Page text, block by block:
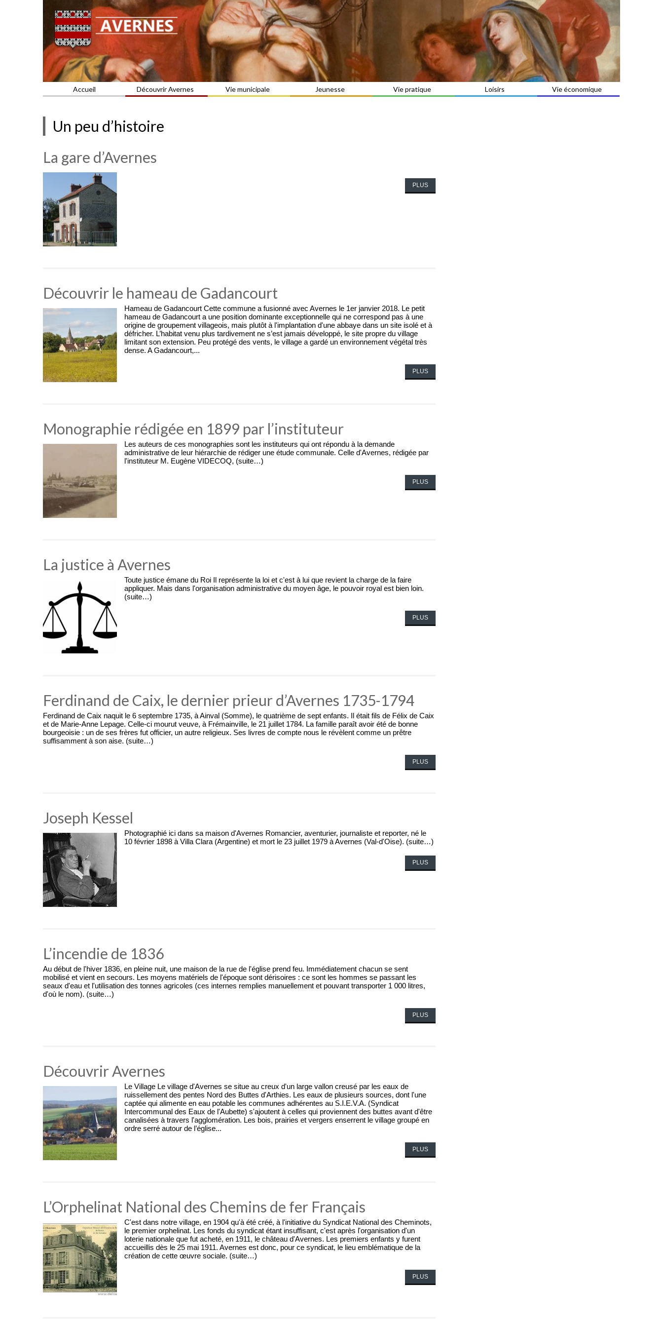
AVERNES
Commune du Val d'Oise
Accueil Découvrir Avernes Vie municipale Jeunesse Vie pratique Loisirs Vie économique
Un peu d’histoire
La gare d’Avernes
PLUS
Découvrir le hameau de Gadancourt
Hameau de Gadancourt Cette commune a fusionné avec Avernes le 1er janvier 2018. Le petit
hameau de Gadancourt a une position dominante exceptionnelle qui ne correspond pas à une
origine de groupement villageois, mais plutôt à l'implantation d'une abbaye dans un site isolé et à
défricher. L’habitat venu plus tardivement ne s’est jamais développé, le site propre du village
limitant son extension. Peu protégé des vents, le village a gardé un environnement végétal très
dense. A Gadancourt,...
PLUS
Monographie rédigée en 1899 par l’instituteur
Les auteurs de ces monographies sont les instituteurs qui ont répondu à la demande
administrative de leur hiérarchie de rédiger une étude communale. Celle d'Avernes, rédigée par
l'instituteur M. Eugène VIDECOQ, (suite…)
PLUS
La justice à Avernes
Toute justice émane du Roi Il représente la loi et c'est à lui que revient la charge de la faire
appliquer. Mais dans l'organisation administrative du moyen âge, le pouvoir royal est bien loin.
(suite…)
PLUS
Ferdinand de Caix, le dernier prieur d’Avernes 1735-1794
Ferdinand de Caix naquit le 6 septembre 1735, à Ainval (Somme), le quatrième de sept enfants. Il était fils de Félix de Caix
et de Marie-Anne Lepage. Celle-ci mourut veuve, à Frémainville, le 21 juillet 1784. La famille paraît avoir été de bonne
bourgeoisie : un de ses frères fut officier, un autre religieux. Ses livres de compte nous le révèlent comme un prêtre
suffisamment à son aise. (suite…)
PLUS
Joseph Kessel
Photographié ici dans sa maison d'Avernes Romancier, aventurier, journaliste et reporter, né le
10 février 1898 à Villa Clara (Argentine) et mort le 23 juillet 1979 à Avernes (Val-d'Oise). (suite…)
PLUS
L’incendie de 1836
Au début de l'hiver 1836, en pleine nuit, une maison de la rue de l'église prend feu. Immédiatement chacun se sent
mobilisé et vient en secours. Les moyens matériels de l'époque sont dérisoires : ce sont les hommes se passant les
seaux d'eau et l'utilisation des tonnes agricoles (ces internes remplies manuellement et pouvant transporter 1 000 litres,
d'où le nom). (suite…)
PLUS
Découvrir Avernes
Le Village Le village d'Avernes se situe au creux d'un large vallon creusé par les eaux de
ruissellement des pentes Nord des Buttes d'Arthies. Les eaux de plusieurs sources, dont l'une
captée qui alimente en eau potable les communes adhérentes au S.I.E.V.A. (Syndicat
Intercommunal des Eaux de l'Aubette) s'ajoutent à celles qui proviennent des buttes avant d'être
canalisées à travers l'agglomération. Les bois, prairies et vergers enserrent le village groupé en
ordre serré autour de l’église...
PLUS
L’Orphelinat National des Chemins de fer Français
C'est dans notre village, en 1904 qu'à été créé, à l'initiative du Syndicat National des Cheminots,
le premier orphelinat. Les fonds du syndicat étant insuffisant, c'est après l'organisation d'un
loterie nationale que fut acheté, en 1911, le château d'Avernes. Les premiers enfants y furent
accueillis dès le 25 mai 1911. Avernes est donc, pour ce syndicat, le lieu emblématique de la
création de cette œuvre sociale. (suite…)
PLUS